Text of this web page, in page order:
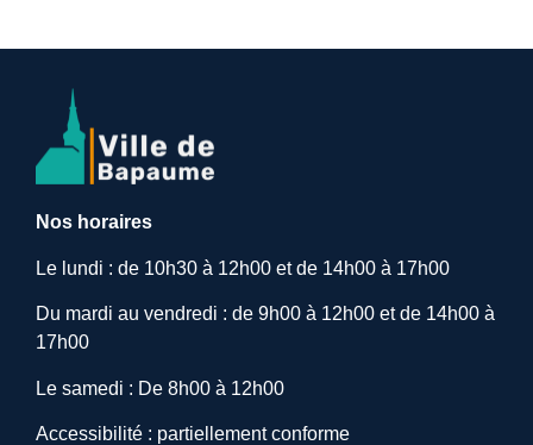
Nos horaires
Le lundi : de 10h30 à 12h00 et de 14h00 à 17h00
Du mardi au vendredi : de 9h00 à 12h00 et de 14h00 à
17h00
Le samedi : De 8h00 à 12h00
Accessibilité : partiellement conforme